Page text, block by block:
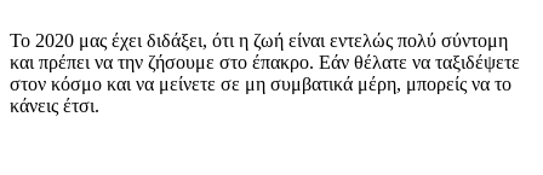
Το 2020 μας έχει διδάξει, ότι η ζωή είναι εντελώς πολύ σύντομη
και πρέπει να την ζήσουμε στο έπακρο. Εάν θέλατε να ταξιδέψετε
στον κόσμο και να μείνετε σε μη συμβατικά μέρη, μπορείς να το
κάνεις έτσι.